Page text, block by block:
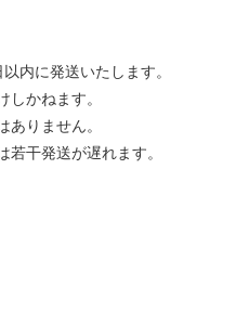
内に発送いたします。
しかねます。
ありません。
若干発送が遅れます。